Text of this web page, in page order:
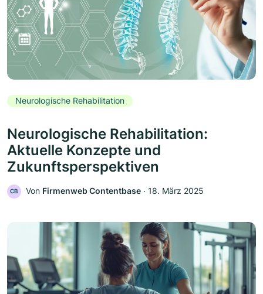
Neurologische Rehabilitation
Neurologische Rehabilitation:
Aktuelle Konzepte und
Zukunftsperspektiven
CB Von Firmenweb Contentbase ‧ 18. März 2025